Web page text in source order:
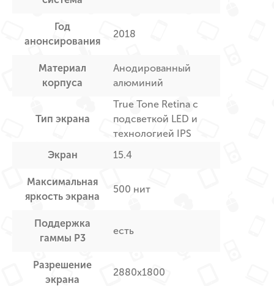
Год
анонсирования
2018
Материал
корпуса
Анодированный
алюминий
Тип экрана
True Tone Retina с
подсветкой LED и
технологией IPS
Экран
15.4
Максимальная
яркость экрана
500 нит
Поддержка
гаммы P3
есть
Разрешение
экрана
2880х1800